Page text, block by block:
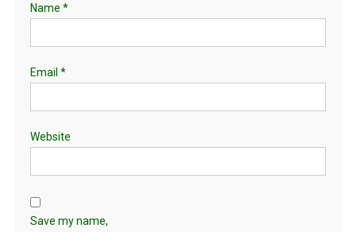
Name *
Email *
Website
Save my name,